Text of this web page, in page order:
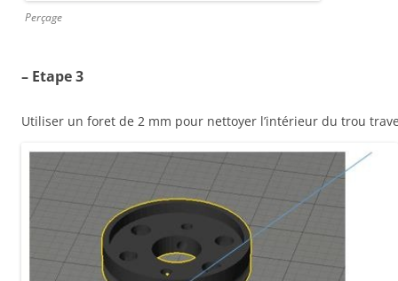
Perçage
– Etape 3
Utiliser un foret de 2 mm pour nettoyer l’intérieur du trou